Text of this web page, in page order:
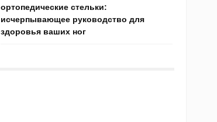
ортопедические стельки:
исчерпывающее руководство для
здоровья ваших ног